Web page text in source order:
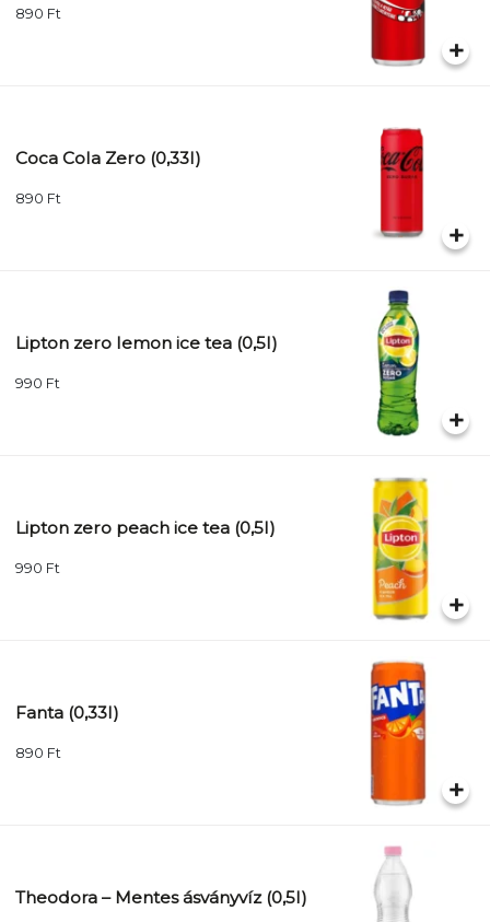
890 Ft
Coca Cola Zero (0,33l)
890 Ft
Lipton zero lemon ice tea (0,5l)
990 Ft
Lipton zero peach ice tea (0,5l)
990 Ft
Fanta (0,33l)
890 Ft
Theodora – Mentes ásványvíz (0,5l)